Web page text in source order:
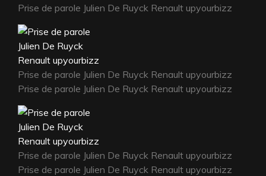
Prise de parole Julien De Ruyck Renault upyourbizz
Prise de parole Julien De Ruyck Renault upyourbizz
Prise de parole Julien De Ruyck Renault upyourbizz
Prise de parole Julien De Ruyck Renault upyourbizz
Prise de parole Julien De Ruyck Renault upyourbizz